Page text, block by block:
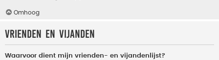
Omhoog
Vrienden en vijanden
Waarvoor dient mijn vrienden- en vijandenlijst?